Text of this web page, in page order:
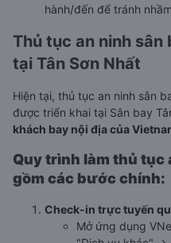
hành/đến để tránh
Thủ tục an ninh sân
tại Tân Sơn Nhất
Hiện tại, thủ tục an ninh sân
được triển khai tại Sân bay
khách bay nội địa của
Quy trình làm thủ tục
gồm các bước chính:
Check-in trực tuyến
Mở ứng dụng